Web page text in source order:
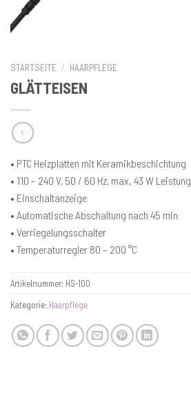
STARTSEITE / HAARPFLEGE
GLÄTTEISEN
• PTC Heizplatten mit Keramikbeschichtung
• 110 – 240 V, 50 / 60 Hz, max. 43 W Leistung
• Einschaltanzeige
• Automatische Abschaltung nach 45 min
• Verriegelungsschalter
• Temperaturregler 80 – 200 °C
Artikelnummer: HS-100
Kategorie: Haarpflege